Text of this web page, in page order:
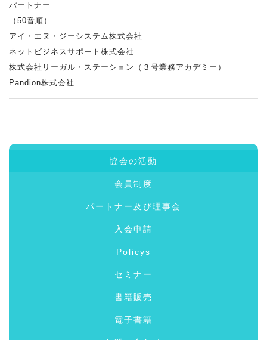
パートナー
（50音順）
アイ・エヌ・ジーシステム株式会社
ネットビジネスサポート株式会社
株式会社リーガル・ステーション（３号業務アカデミー）
Pandion株式会社
協会の活動
会員制度
パートナー及び理事会
入会申請
Policys
セミナー
書籍販売
電子書籍